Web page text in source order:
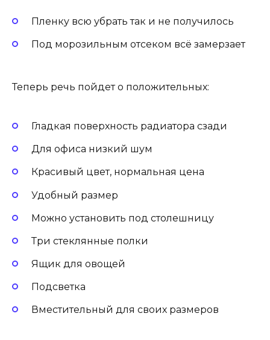
Пленку всю убрать так и не получилось
Под морозильным отсеком всё замерзает
Теперь речь пойдет о положительных:
Гладкая поверхность радиатора сзади
Для офиса низкий шум
Красивый цвет, нормальная цена
Удобный размер
Можно установить под столешницу
Три стеклянные полки
Ящик для овощей
Подсветка
Вместительный для своих размеров